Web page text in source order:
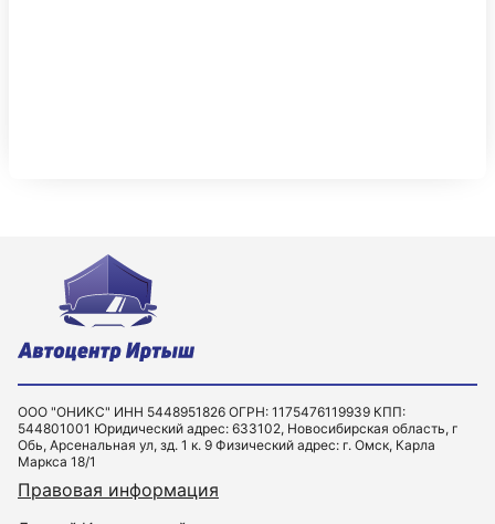
ООО "ОНИКС" ИНН 5448951826 ОГРН: 1175476119939 КПП:
544801001 Юридический адрес: 633102, Новосибирская область, г
Обь, Арсенальная ул, зд. 1 к. 9 Физический адрес: г. Омск, Карла
Маркса 18/1
Правовая информация